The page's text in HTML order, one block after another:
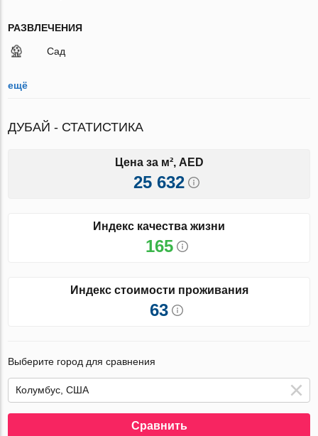
РАЗВЛЕЧЕНИЯ
Сад
ещё
ДУБАЙ - СТАТИСТИКА
Цена за м², AED
25 632
Индекс качества жизни
165
Индекс стоимости проживания
63
Выберите город для сравнения
Сравнить